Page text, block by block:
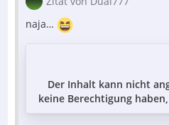
naja…
Der Inhalt kann nicht
keine Berechtigung